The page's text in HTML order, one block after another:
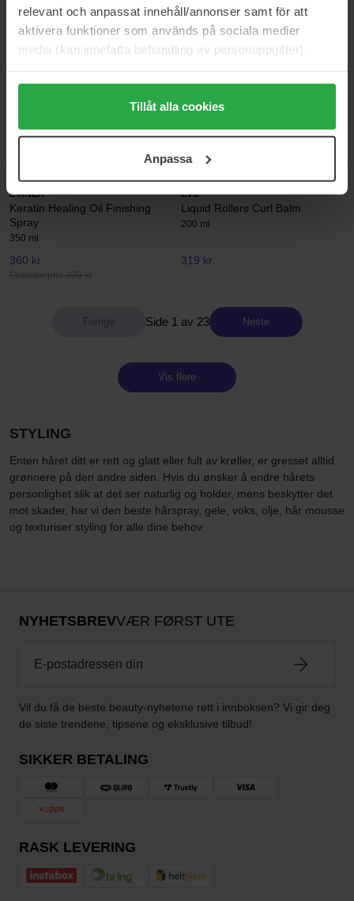
relevant och anpassat innehåll/annonser samt för att
aktivera funktioner som används på sociala medier
media (kan innefatta behandling av personuppgifter).
Genom att trycka på "Tillåt alla cookies" accepterar du
alla cookies, medan du under "Detaljer" kan anpassa
användningen av cookies. Du kan när som helst återkalla
samt vår Integritetspolicy.
Tillåt alla cookies
Anpassa
Cream Pomade Amalfi
339 kr
Express Style
338 kr
Silhouette Hairspray Super Hold Joiwhip
Ordinær pris 389 kr
L'ANZA
Keratin Healing Oil Finishing
Spray
350 ml
360 kr
Ordinær pris 399 kr
Evo
Liquid Rollers Curl Balm
200 ml
319 kr
Side 1 av 23 Neste
Vis flere
STYLING
Enten håret ditt er rett og glatt eller fult av krøller, er gresset alltid
grønnere på den andre siden. Hvis du ønsker å endre hårets
personlighet slik at det ser naturlig og holder, mens beskytter det
mot skader, har vi den beste hårspray, gele, voks, olje, hår mousse
og texturiser styling for alle dine behov.
NYHETSBREVVÆR FØRST UTE
Vil du få de beste beauty-nyhetene rett i innboksen? Vi gir deg
de siste trendene, tipsene og eksklusive tilbud!
SIKKER BETALING
RASK LEVERING